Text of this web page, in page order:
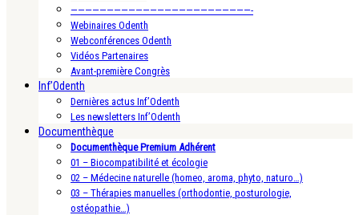
—————————————————————————-
Webinaires Odenth
Webconférences Odenth
Vidéos Partenaires
Avant-première Congrès
Inf’Odenth
Dernières actus Inf’Odenth
Les newsletters Inf’Odenth
Documenthèque
Documenthèque Premium Adhérent
01 – Biocompatibilité et écologie
02 – Médecine naturelle (homeo, aroma, phyto, naturo…)
03 – Thérapies manuelles (orthodontie, posturologie,
ostéopathie…)